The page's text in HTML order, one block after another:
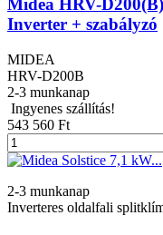
Midea HRV-
Inverter + szabályzó
MIDEA
HRV-D200B
2-3 munkanap
Ingyenes szállítás!
543 560 Ft
2-3 munkanap
Inverteres oldalfali